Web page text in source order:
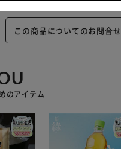
この商品についてのお問合せ
のアイテム